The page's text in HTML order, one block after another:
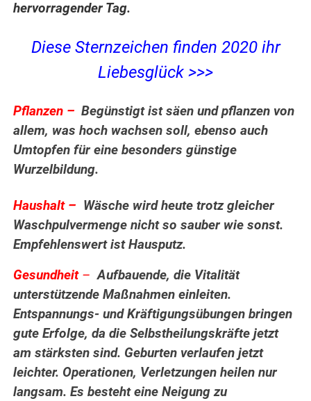
hervorragender Tag.
Diese Sternzeichen finden 2020 ihr
Liebesglück >>>
Pflanzen – Begünstigt ist säen und pflanzen von
allem, was hoch wachsen soll, ebenso auch
Umtopfen für eine besonders günstige
Wurzelbildung.
Haushalt – Wäsche wird heute trotz gleicher
Waschpulvermenge nicht so sauber wie sonst.
Empfehlenswert ist Hausputz.
Gesundheit –Aufbauende, die Vitalität
unterstützende Maßnahmen einleiten.
Entspannungs- und Kräftigungsübungen bringen
gute Erfolge, da die Selbstheilungskräfte jetzt
am stärksten sind. Geburten verlaufen jetzt
leichter. Operationen, Verletzungen heilen nur
langsam. Es besteht eine Neigung zu